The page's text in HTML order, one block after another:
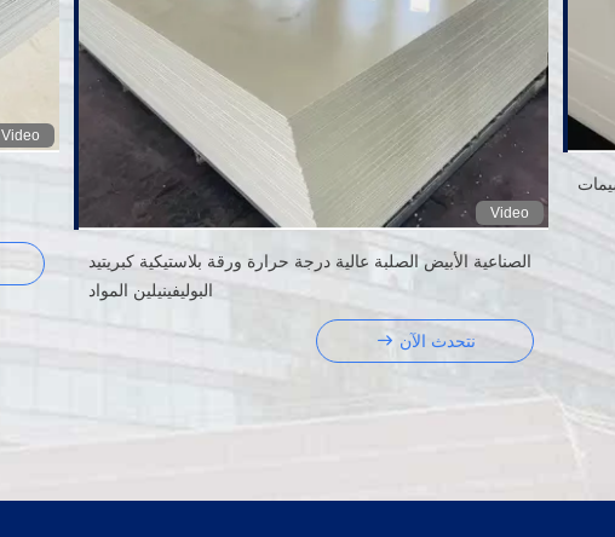
Video
الصناعية الأبيض الصلبة عالية درجة حرارة ورقة بلاستيكية كبريتيد
البوليفينيلين المواد
نتحدث الآن
Video